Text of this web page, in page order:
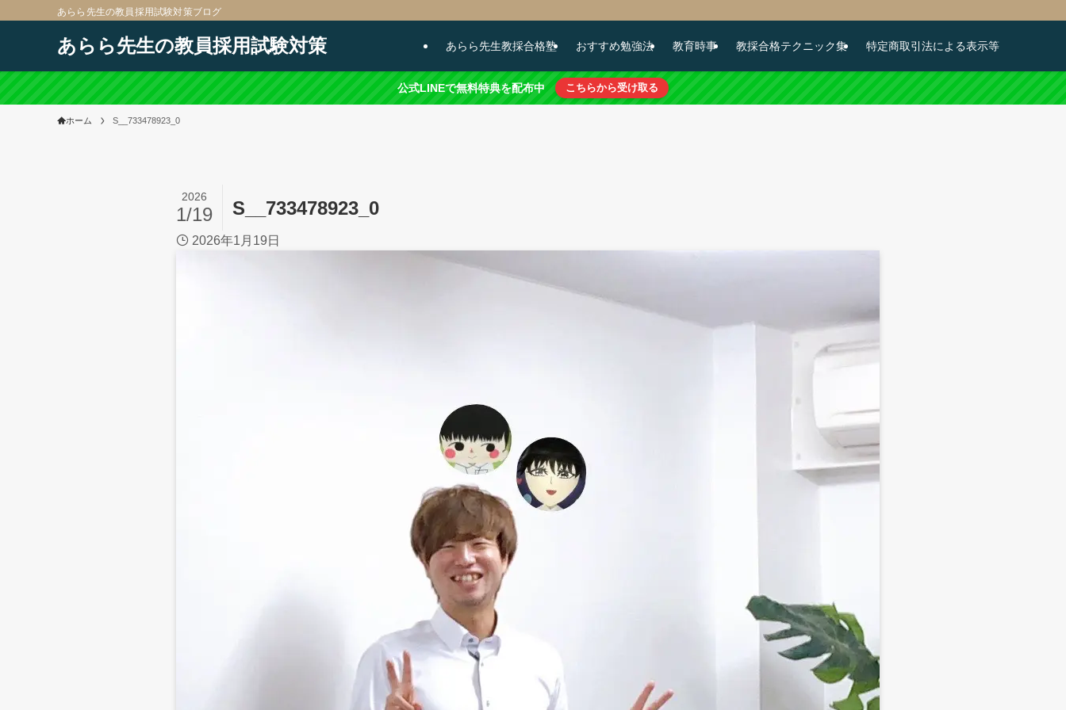
あらら先生の教員採用試験対策ブログ
あらら先生の教員採用試験対策 あらら先生教採合格塾 おすすめ勉強法 教育時事 教採合格テクニック集 特定商取引法による表示等
公式LINEで無料特典を配布中 こちらから受け取る
ホーム S__733478923_0
S__733478923_0
2026
1/19
2026年1月19日